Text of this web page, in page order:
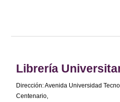
Librería
Dirección: Avenida Universidad
Centenario,